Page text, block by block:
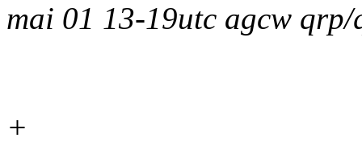
mai 01 13-19utc agcw
+